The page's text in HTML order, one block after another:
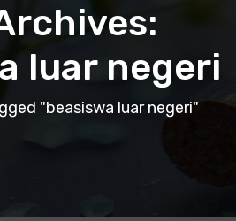
luar negeri
"beasiswa luar negeri"